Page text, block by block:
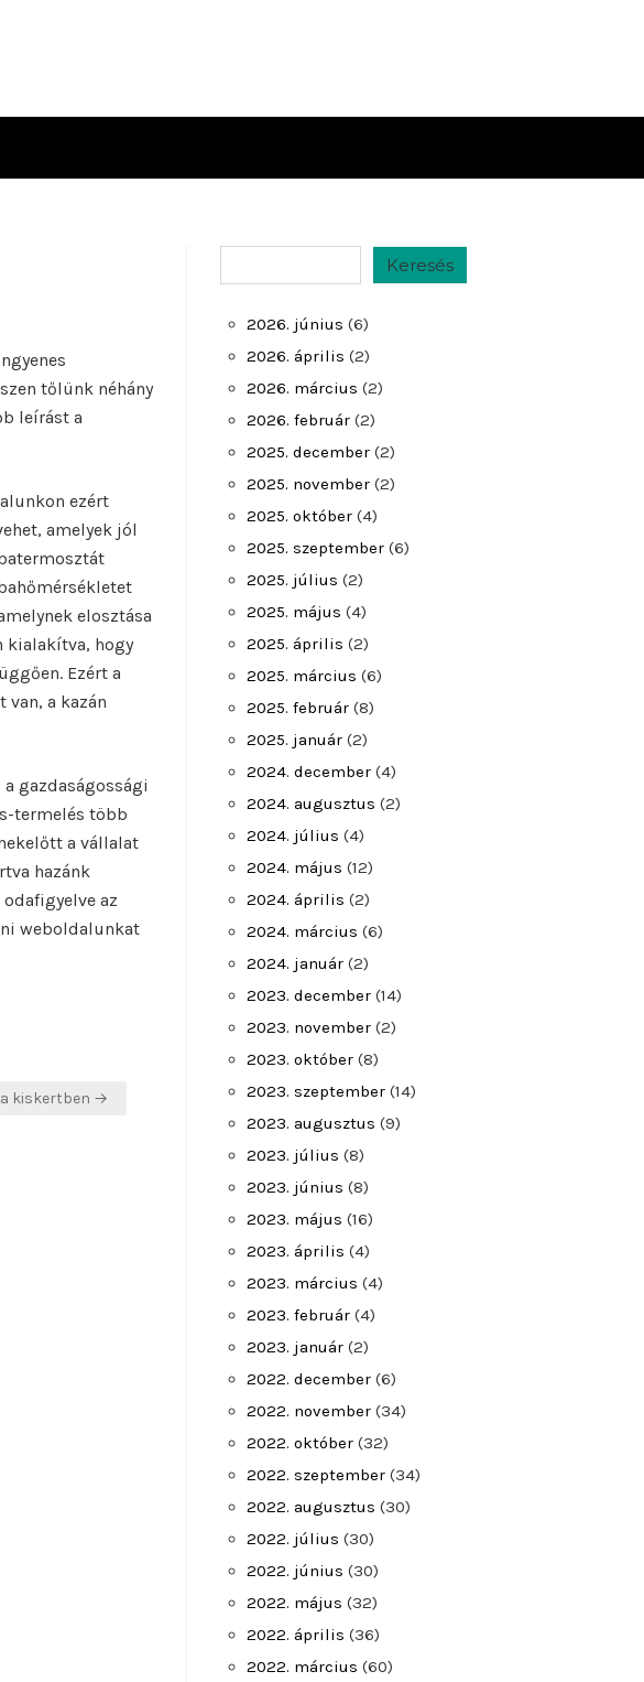
tőlünk néhány
leírást a
ezért
amelyek jól
elosztása
kialakítva, hogy
Ezért a
a kazán
gazdaságossági
termelés több
a vállalat
hazánk
az
weboldalunkat
a kiskertben →
Keresés
2026. június (6)
2026. április (2)
2026. március (2)
2026. február (2)
2025. december (2)
2025. november (2)
2025. október (4)
2025. szeptember (6)
2025. július (2)
2025. május (4)
2025. április (2)
2025. március (6)
2025. február (8)
2025. január (2)
2024. december (4)
2024. augusztus (2)
2024. július (4)
2024. május (12)
2024. április (2)
2024. március (6)
2024. január (2)
2023. december (14)
2023. november (2)
2023. október (8)
2023. szeptember (14)
2023. augusztus (9)
2023. július (8)
2023. június (8)
2023. május (16)
2023. április (4)
2023. március (4)
2023. február (4)
2023. január (2)
2022. december (6)
2022. november (34)
2022. október (32)
2022. szeptember (34)
2022. augusztus (30)
2022. július (30)
2022. június (30)
2022. május (32)
2022. április (36)
2022. március (60)